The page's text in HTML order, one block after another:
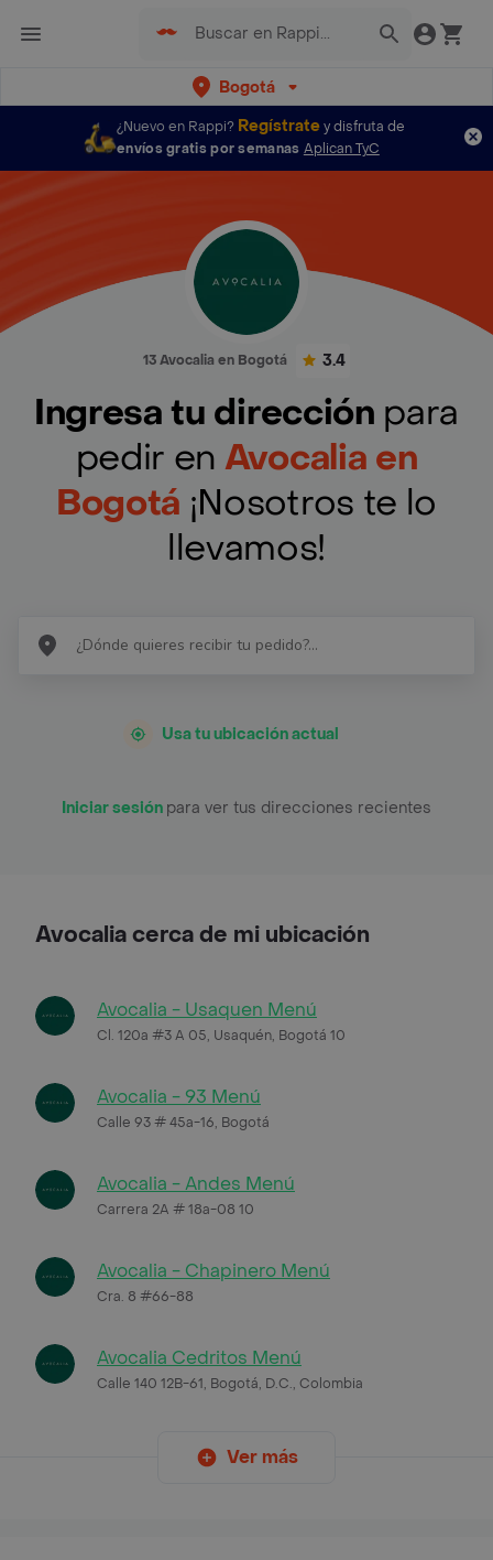
Bogotá
¿Nuevo en Rappi? Regístratey disfruta de
envíos gratis por semanas Aplican TyC
13 Avocalia en Bogotá 3.4
Ingresa tu dirección para
pedir en Avocalia en
Bogotá ¡Nosotros te lo
llevamos!
Usa tu ubicación actual
Iniciar sesión para ver tus direcciones recientes
Avocalia cerca de mi ubicación
Avocalia - Usaquen Menú
Cl. 120a #3 A 05, Usaquén, Bogotá 10
Avocalia - 93 Menú
Calle 93 # 45a-16, Bogotá
Avocalia - Andes Menú
Carrera 2A # 18a-08 10
Avocalia - Chapinero Menú
Cra. 8 #66-88
Avocalia Cedritos Menú
Calle 140 12B-61, Bogotá, D.C., Colombia
Ver más